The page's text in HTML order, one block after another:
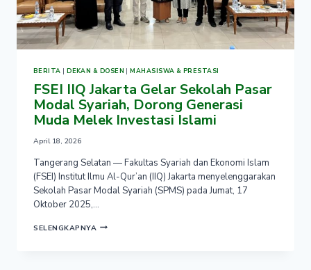
BERITA |DEKAN & DOSEN |MAHASISWA & PRESTASI
FSEI IIQ Jakarta Gelar Sekolah Pasar
Modal Syariah, Dorong Generasi
Muda Melek Investasi Islami
April 18, 2026
Tangerang Selatan — Fakultas Syariah dan Ekonomi Islam
(FSEI) Institut Ilmu Al-Qur’an (IIQ) Jakarta menyelenggarakan
Sekolah Pasar Modal Syariah (SPMS) pada Jumat, 17
Oktober 2025,…
SELENGKAPNYA FSEI